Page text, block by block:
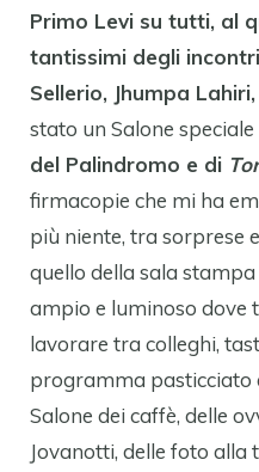
Primo Levi su tutti, al
tantissimi degli
Sellerio, Jhumpa
stato un Salone
del Palindromo e di
firmacopie che mi ha
più niente, tra sorprese
quello della sala stampa
ampio e luminoso dove
lavorare tra colleghi,
programma pasticciato
Salone dei caffè, delle
Jovanotti, delle foto alla